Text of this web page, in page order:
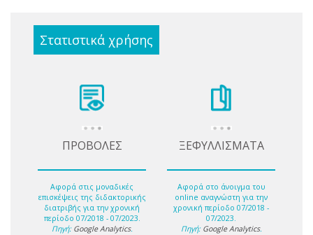
Στατιστικά χρήσης
ΠΡΟΒΟΛΕΣ
Αφορά στις μοναδικές
επισκέψεις της διδακτορικής
διατριβής για την χρονική
περίοδο 07/2018 - 07/2023.
Πηγή: Google Analytics.
ΞΕΦΥΛΛΙΣΜΑΤΑ
Αφορά στο άνοιγμα του
online αναγνώστη για την
χρονική περίοδο 07/2018 -
07/2023.
Πηγή: Google Analytics.